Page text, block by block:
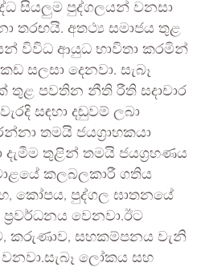
සියලුම පුද්ගලයන් වනසා
තරඟයි. අතථ්‍ය සමාජය තුළ
විවිධ ආයුධ භාවිතා කරමින්
සලසා දෙනවා. සැබෑ
තුළ පවතින නීති රීති සදාචාර
සඳහා දඬුවම් ලබා
තමයි ජයග්‍රාහකයා
දැමීම තුළින් තමයි ජයග්‍රහණය
කලබලකාරී ගතිය
කෝපය, පුද්ගල ඝාතනයේ
වෙනවා.ඊට
කරුණාව, සහකම්පනය වැනි
ලෝකය සහ